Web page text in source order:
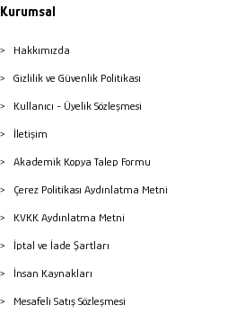
Kurumsal
Hakkımızda
Gizlilik ve Güvenlik Politikası
Kullanıcı - Üyelik Sözleşmesi
İletişim
Akademik Kopya Talep Formu
Çerez Politikası Aydınlatma Metni
KVKK Aydınlatma Metni
İptal ve İade Şartları
İnsan Kaynakları
Mesafeli Satış Sözleşmesi